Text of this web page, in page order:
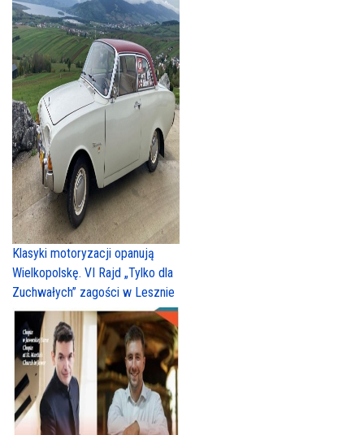
Klasyki motoryzacji opanują
Wielkopolskę. VI Rajd „Tylko dla
Zuchwałych” zagości w Lesznie